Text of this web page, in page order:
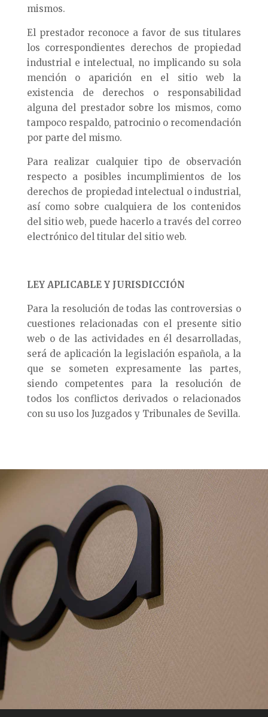
mismos.
El prestador reconoce a favor de sus titulares
los correspondientes derechos de propiedad
industrial e intelectual, no implicando su sola
mención o aparición en el sitio web la
existencia de derechos o responsabilidad
alguna del prestador sobre los mismos, como
tampoco respaldo, patrocinio o recomendación
por parte del mismo.
Para realizar cualquier tipo de observación
respecto a posibles incumplimientos de los
derechos de propiedad intelectual o industrial,
así como sobre cualquiera de los contenidos
del sitio web, puede hacerlo a través del correo
electrónico del titular del sitio web.
LEY APLICABLE Y JURISDICCIÓN
Para la resolución de todas las controversias o
cuestiones relacionadas con el presente sitio
web o de las actividades en él desarrolladas,
será de aplicación la legislación española, a la
que se someten expresamente las partes,
siendo competentes para la resolución de
todos los conflictos derivados o relacionados
con su uso los Juzgados y Tribunales de Sevilla.